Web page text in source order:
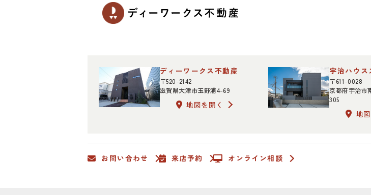
ディーワークス不動産
〒520-2142
滋賀県大津市玉野浦4-69
地図を開く
宇治ハウス
〒611-0028
京都府宇治市
305
地
お問い合わせ 来店予約 オンライン相談